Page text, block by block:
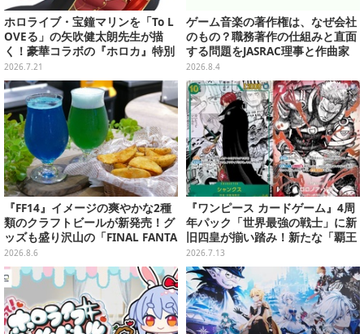
ホロライブ・宝鐘マリンを「To L
OVEる」の矢吹健太朗先生が描
く！豪華コラボの『ホロカ』特別
カードが「Vジャンプ10月号」に
付録
2026.7.21
ゲーム音楽の著作権は、なぜ会社
のもの？職務著作の仕組みと直面
する問題をJASRAC理事と作曲家
が徹底解説【CEDEC 2026】
2026.8.4
『FF14』イメージの爽やかな2種
類のクラフトビールが新発売！グ
ッズも盛り沢山の「FINAL FANTA
SY XIV GOODS SHOP」では巨大
なエーテライトもお出迎え
2026.8.6
『ワンピース カードゲーム』4周
年パック「世界最強の戦士」に新
旧四皇が揃い踏み！新たな「覇王
色SP」のゾロ、ヤマトなど28枚も
の新カード一挙公開
2026.7.13